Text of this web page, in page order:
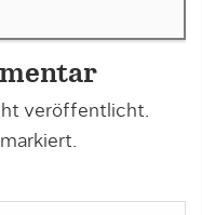
veröffentlicht.
markiert.